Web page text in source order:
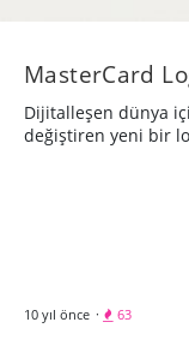
MasterCard
Dijitalleşen dünya
değiştiren yeni bir
10 yıl önce · 63